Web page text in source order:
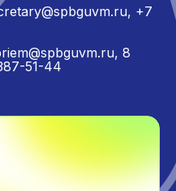
, +7
, 8
51-44